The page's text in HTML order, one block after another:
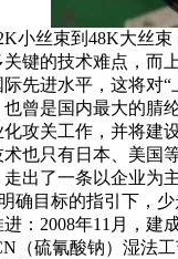
丝束到48K大丝束
键的技术难点，而
先进水平，这将对“
是国内最大的腈
攻关工作，并将建
只有日本、美国等
出了一条以企业为
确目标的指引下，
2008年11月，建成
硫氰酸钠）湿法工